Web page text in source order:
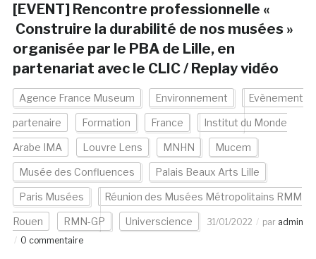
[EVENT] Rencontre professionnelle «
Construire la durabilité de nos musées »
organisée par le PBA de Lille, en
partenariat avec le CLIC / Replay vidéo
Agence France Museum Environnement Evènement
partenaire Formation France Institut du Monde
Arabe IMA Louvre Lens MNHN Mucem
Musée des Confluences Palais Beaux Arts Lille
Paris Musées Réunion des Musées Métropolitains RMM
Rouen RMN-GP Universcience 31/01/2022 par admin
0 commentaire